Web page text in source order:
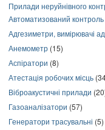
Прилади неруйнівного
Автоматизований контроль
Адгезиметри, вимірювачі
Анемометр (15)
Аспіратори (8)
Атестація робочих місць
Віброакустичні прилади
Газоаналізатори (57)
Генератори трасувальні (5)